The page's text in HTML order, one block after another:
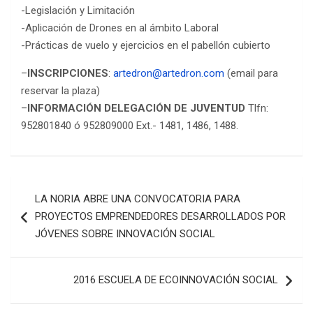
-Legislación y Limitación
-Aplicación de Drones en al ámbito Laboral
-Prácticas de vuelo y ejercicios en el pabellón cubierto
–INSCRIPCIONES: artedron@artedron.com (email para
reservar la plaza)
–INFORMACIÓN DELEGACIÓN DE JUVENTUD Tlfn:
952801840 ó 952809000 Ext.- 1481, 1486, 1488.
de
entradas
LA NORIA ABRE UNA CONVOCATORIA PARA
PROYECTOS EMPRENDEDORES DESARROLLADOS POR
JÓVENES SOBRE INNOVACIÓN SOCIAL
2016 ESCUELA DE ECOINNOVACIÓN SOCIAL